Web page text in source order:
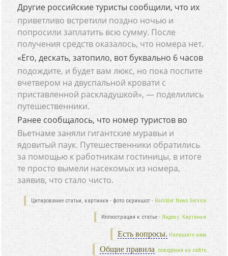
Другие российские туристы сообщили, что их
приветливо встретили поздно ночью и
попросили заплатить всю сумму. После
получения средств оказалось, что номера нет.
«Его, дескать, затопило, вот буквально 6 часов
подождите, и будет вам люкс, но пока поспите
вчетвером на двуспальной кровати с
приставленной раскладушкой», — поделились
путешественники.
Ранее сообщалось, что номер туристов во
Вьетнаме заняли гигантские муравьи и
ядовитый паук. Путешественники обратились
за помощью к работникам гостиницы, в итоге
те просто вымели насекомых из номера,
заявив, что стало чисто.
Цитирование статьи, картинки - фото скриншот - Rambler News Service.
Иллюстрация к статье - Яндекс. Картинки.
Есть вопросы. Напишите нам.
Общие правила поведения на сайте.